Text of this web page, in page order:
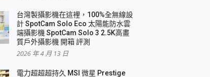
疊無線充電器 開箱 評測
台灣製攝影機在這裡，100%全無線設
計 SpotCam Solo Eco 太陽能防水雲
端攝影機 SpotCam Solo 3 2.5K高畫
質戶外攝影機 開箱 評測
2026 年 4 月 13 日
電力超超超持久 MSI 微星 Prestige